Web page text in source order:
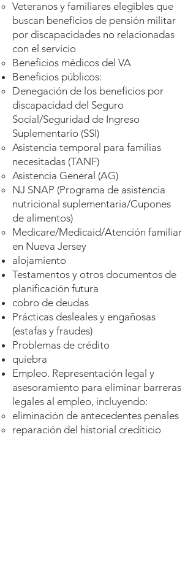
Veteranos y familiares elegibles que
buscan beneficios de pensión militar
por discapacidades no relacionadas
con el servicio
Beneficios médicos del VA
Beneficios públicos:
Denegación de los beneficios por
discapacidad del Seguro
Social/Seguridad de Ingreso
Suplementario (SSI)
Asistencia temporal para familias
necesitadas (TANF)
Asistencia General (AG)
NJ SNAP (Programa de asistencia
nutricional suplementaria/Cupones
de alimentos)
Medicare/Medicaid/Atención familiar
en Nueva Jersey
alojamiento
Testamentos y otros documentos de
planificación futura
cobro de deudas
Prácticas desleales y engañosas
(estafas y fraudes)
Problemas de crédito
quiebra
Empleo. Representación legal y
asesoramiento para eliminar barreras
legales al empleo, incluyendo:
eliminación de antecedentes penales
reparación del historial crediticio